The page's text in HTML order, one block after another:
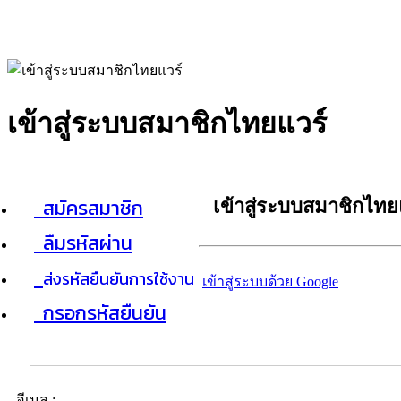
เข้าสู่ระบบสมาชิกไทยแวร์
สมัครสมาชิก
ลืมรหัสผ่าน
ส่งรหัสยืนยันการใช้งาน
กรอกรหัสยืนยัน
เข้าสู่ระบบสมาชิกไท
เข้าสู่ระบบด้วย Google